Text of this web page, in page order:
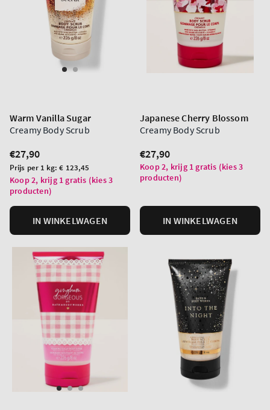
Warm Vanilla Sugar
Creamy Body Scrub
Normale
prijs
€27,90
Prijs
per
eenheid
Prijs per 1 kg:€ 123,45
Koop 2, krijg 1 gratis (kies 3
producten)
IN WINKELWAGEN
Japanese Cherry Blossom
Creamy Body Scrub
Normale
prijs
€27,90
Koop 2, krijg 1 gratis (kies 3
producten)
IN WINKELWAGEN